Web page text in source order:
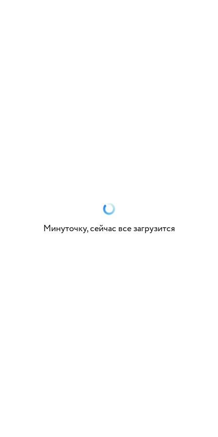
Минуточку, сейчас все загрузится